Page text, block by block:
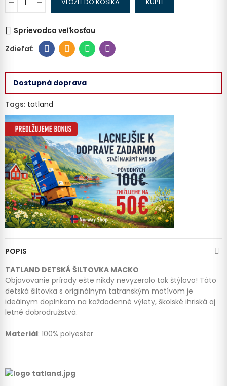
Sprievodca veľkosťou
Dostupná doprava
Tags: tatland
POPIS
TATLAND DETSKÁ ŠILTOVKA MACKO
Objavovanie prírody ešte nikdy nevyzeralo tak štýlovo! Táto
detská šiltovka s originálnym tatranským motívom je
ideálnym doplnkom na každodenné výlety, školské ihriská aj
letné dobrodružstvá.
Materiál: 100% polyester